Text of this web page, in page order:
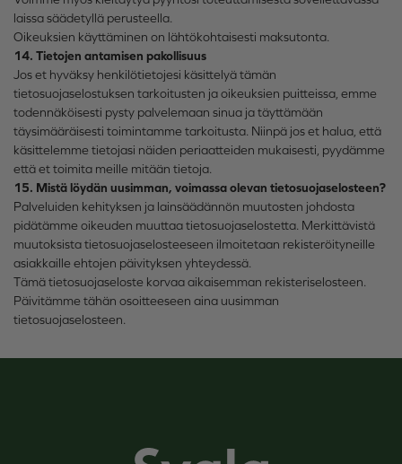
laissa säädetyllä perusteella.
Oikeuksien käyttäminen on lähtökohtaisesti maksutonta.
14. Tietojen antamisen pakollisuus
Jos et hyväksy henkilötietojesi käsittelyä tämän
tietosuojaselostuksen tarkoitusten ja oikeuksien puitteissa, emme
todennäköisesti pysty palvelemaan sinua ja täyttämään
täysimääräisesti toimintamme tarkoitusta. Niinpä jos et halua, että
käsittelemme tietojasi näiden periaatteiden mukaisesti, pyydämme
että et toimita meille mitään tietoja.
15. Mistä löydän uusimman, voimassa olevan tietosuojaselosteen?
Palveluiden kehityksen ja lainsäädännön muutosten johdosta
pidätämme oikeuden muuttaa tietosuojaselostetta. Merkittävistä
muutoksista tietosuojaselosteeseen ilmoitetaan rekisteröityneille
asiakkaille ehtojen päivityksen yhteydessä.
Tämä tietosuojaseloste korvaa aikaisemman rekisteriselosteen.
Päivitämme tähän osoitteeseen aina uusimman
tietosuojaselosteen.